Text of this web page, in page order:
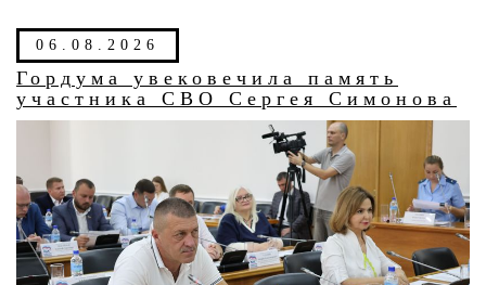
06.08.2026
Гордума увековечила память
участника СВО Сергея Симонова